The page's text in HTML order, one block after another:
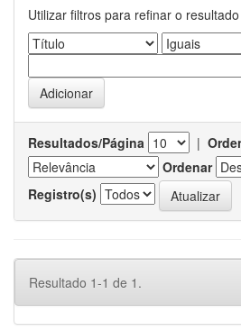
Utilizar filtros para refinar o
Resultados/Página |
Ordenar
Registro(s)
Resultado 1-1 de 1.